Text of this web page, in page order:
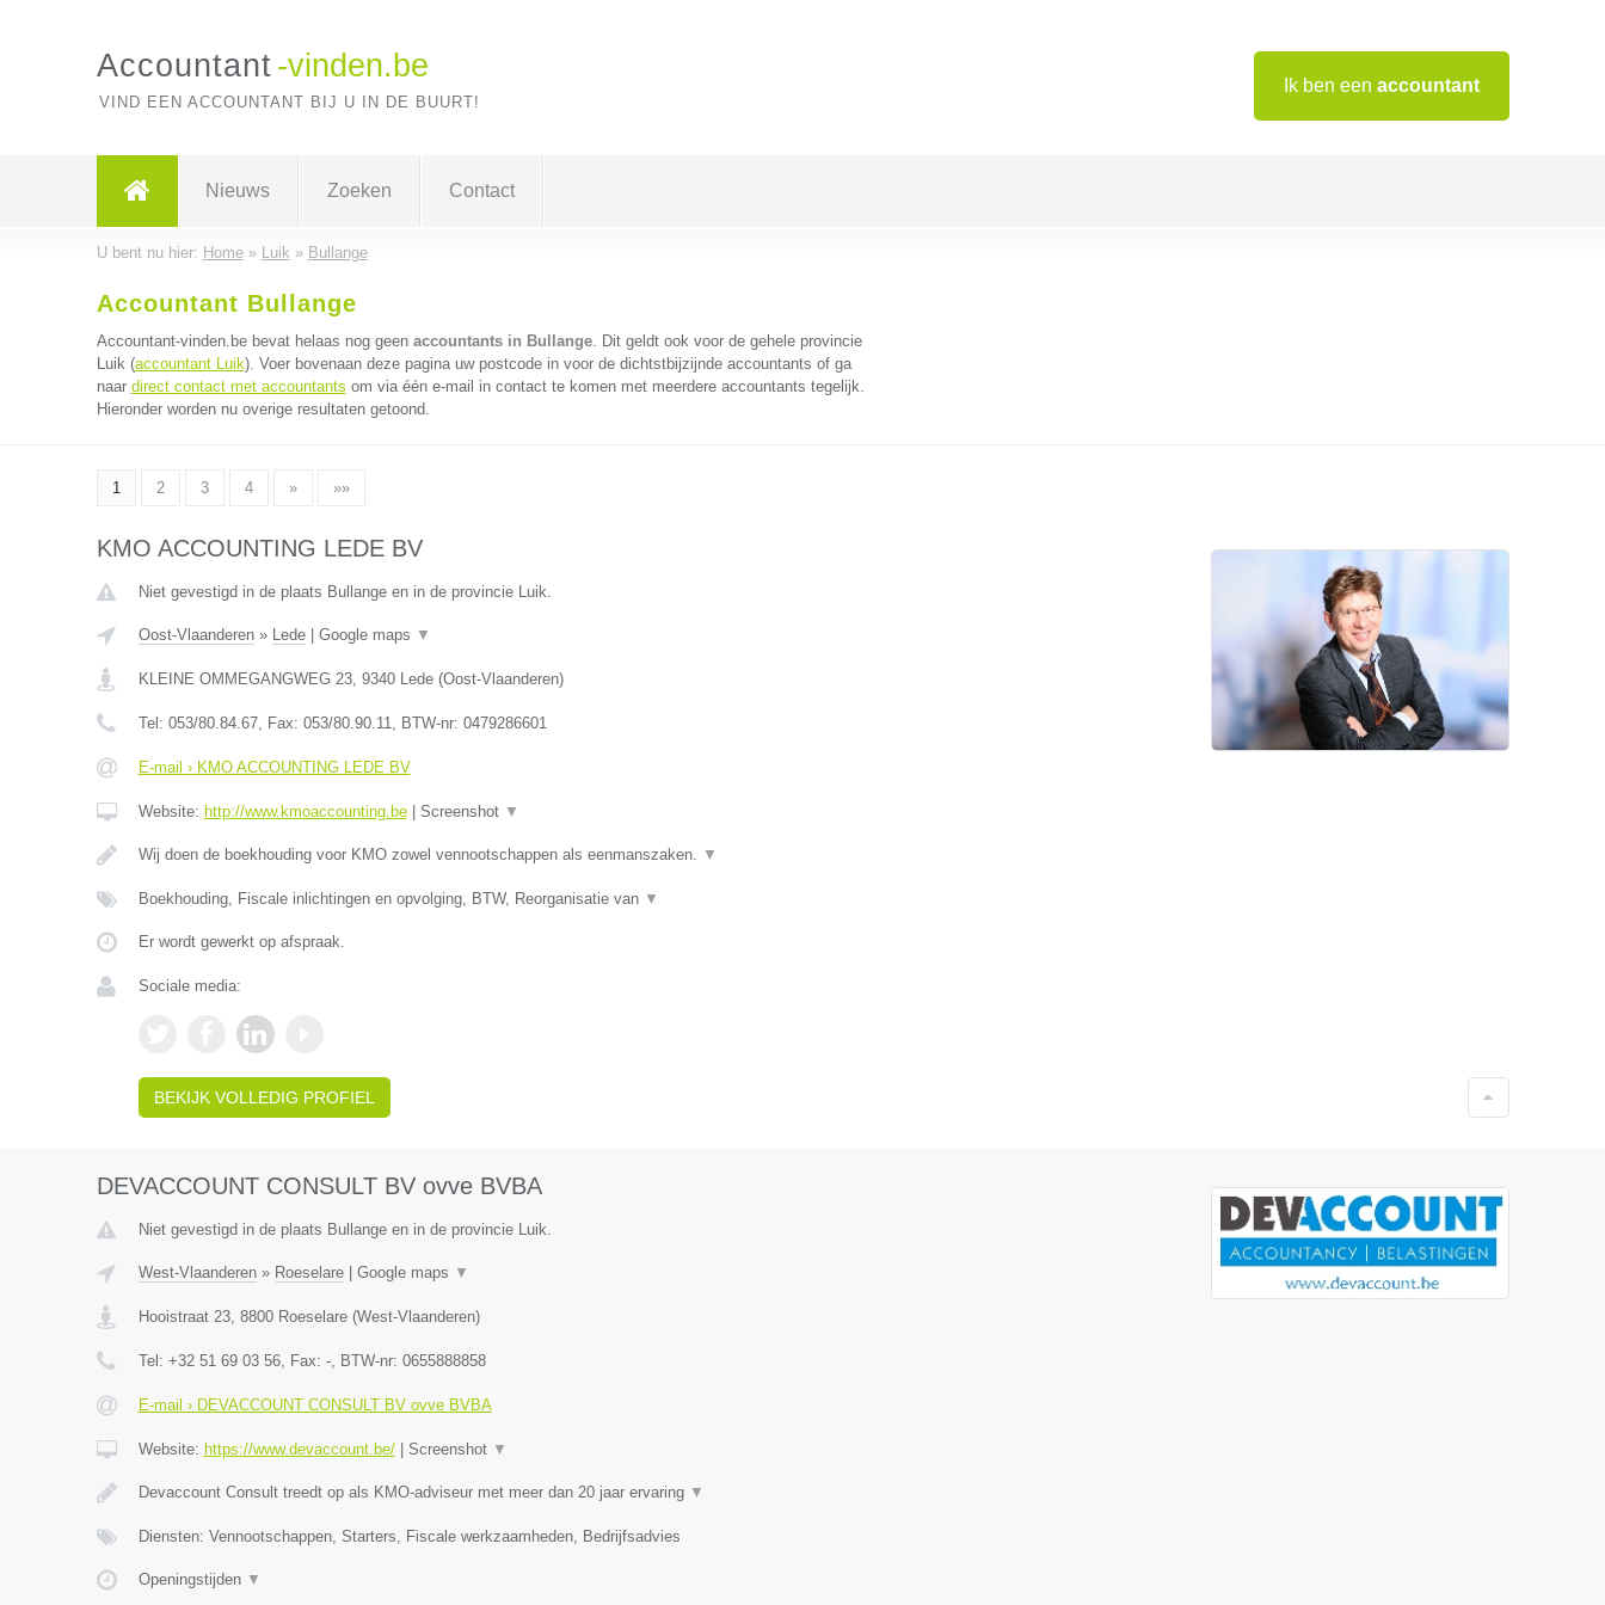
Ik ben een accountant
Accountant -vinden.be
VIND EEN ACCOUNTANT BIJ U IN DE BUURT!
Nieuws Zoeken Contact
U bent nu hier: Home» Luik » Bullange
Accountant Bullange
Accountant-vinden.be bevat helaas nog geen accountants in Bullange. Dit geldt ook voor de gehele provincie
Luik (accountant Luik). Voer bovenaan deze pagina uw postcode in voor de dichtstbijzijnde accountants of ga
naar direct contact met accountants om via één e-mail in contact te komen met meerdere accountants tegelijk.
Hieronder worden nu overige resultaten getoond.
1 2 3 4 » »»
KMO ACCOUNTING LEDE BV
Niet gevestigd in de plaats Bullange en in de provincie Luik.
Oost-Vlaanderen» Lede| Google maps ▼
KLEINE OMMEGANGWEG 23, 9340 Lede(Oost-Vlaanderen)
Tel: 053/80.84.67, Fax: 053/80.90.11, BTW-nr: 0479286601
E-mail › KMO ACCOUNTING LEDE BV
Website: http://www.kmoaccounting.be| Screenshot ▼
Wij doen de boekhouding voor KMO zowel vennootschappen als eenmanszaken. ▼
Boekhouding, Fiscale inlichtingen en opvolging, BTW, Reorganisatie van ▼
Er wordt gewerkt op afspraak.
Sociale media:
BEKIJK VOLLEDIG PROFIEL
DEVACCOUNT CONSULT BV ovve BVBA
Niet gevestigd in de plaats Bullange en in de provincie Luik.
West-Vlaanderen» Roeselare| Google maps ▼
Hooistraat 23, 8800 Roeselare(West-Vlaanderen)
Tel: +32 51 69 03 56, Fax: -, BTW-nr: 0655888858
E-mail › DEVACCOUNT CONSULT BV ovve BVBA
Website: https://www.devaccount.be/| Screenshot ▼
Devaccount Consult treedt op als KMO-adviseur met meer dan 20 jaar ervaring ▼
Diensten: Vennootschappen, Starters, Fiscale werkzaamheden, Bedrijfsadvies
Openingstijden ▼